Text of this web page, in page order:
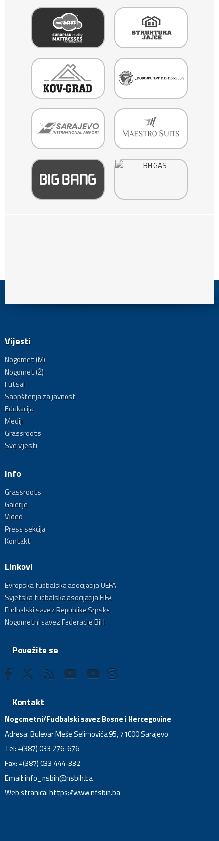
Vijesti
Nogomet (M)
Nogomet (Ž)
Futsal
Saopštenja za javnost
Edukacija
Mediji
Grassroots
Sve vijesti
Info
Grassroots
Galerije
Video
Press sekcija
Kontakt
Linkovi
Evropska fudbalska asocijacija UEFA
Svjetska fudbalska asocijacija FIFA
Fudbalski savez Republike Srpske
Nogometni savez Federacije BiH
Povežite se
Kontakt
Nogometni/Fudbalski savez Bosne i Hercegovine
Adresa: Bulevar Meše Selimovića 95, 71000 Sarajevo
Tel: +(387) 033 276-676
Fax: +(387) 033 444-332
Email:info_nsbih@nsbih.ba
Web stranica: https://www.nfsbih.ba